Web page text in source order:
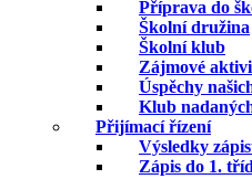
Příprava do
Školní družina
Školní klub
Zájmové
Úspěchy
Klub
Přijímací řízení
Výsledky
Zápis do 1.